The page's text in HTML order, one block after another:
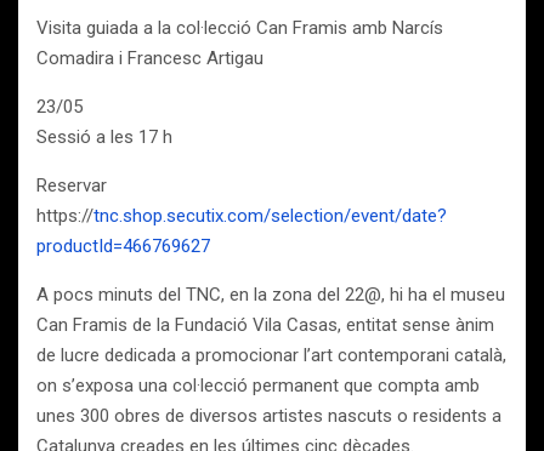
Visita guiada a la col·lecció Can Framis amb Narcís
Comadira i Francesc Artigau
23/05
Sessió a les 17 h
Reservar
https://tnc.shop.secutix.com/selection/event/date?
productId=466769627
A pocs minuts del TNC, en la zona del 22@, hi ha el museu
Can Framis de la Fundació Vila Casas, entitat sense ànim
de lucre dedicada a promocionar l’art contemporani català,
on s’exposa una col·lecció permanent que compta amb
unes 300 obres de diversos artistes nascuts o residents a
Catalunya creades en les últimes cinc dècades.